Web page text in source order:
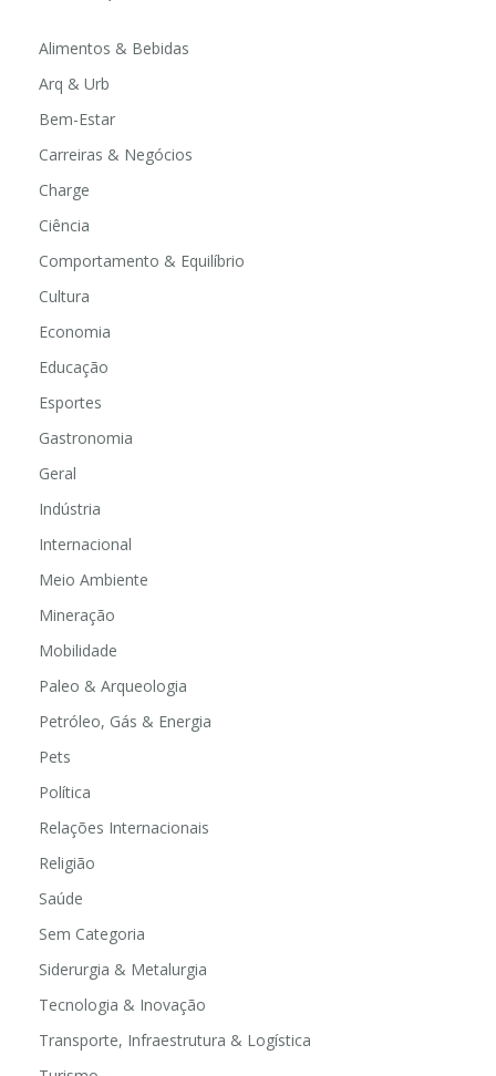
Alimentos & Bebidas
Arq & Urb
Bem-Estar
Carreiras & Negócios
Charge
Ciência
Comportamento & Equilíbrio
Cultura
Economia
Educação
Esportes
Gastronomia
Geral
Indústria
Internacional
Meio Ambiente
Mineração
Mobilidade
Paleo & Arqueologia
Petróleo, Gás & Energia
Pets
Política
Relações Internacionais
Religião
Saúde
Sem Categoria
Siderurgia & Metalurgia
Tecnologia & Inovação
Transporte, Infraestrutura & Logística